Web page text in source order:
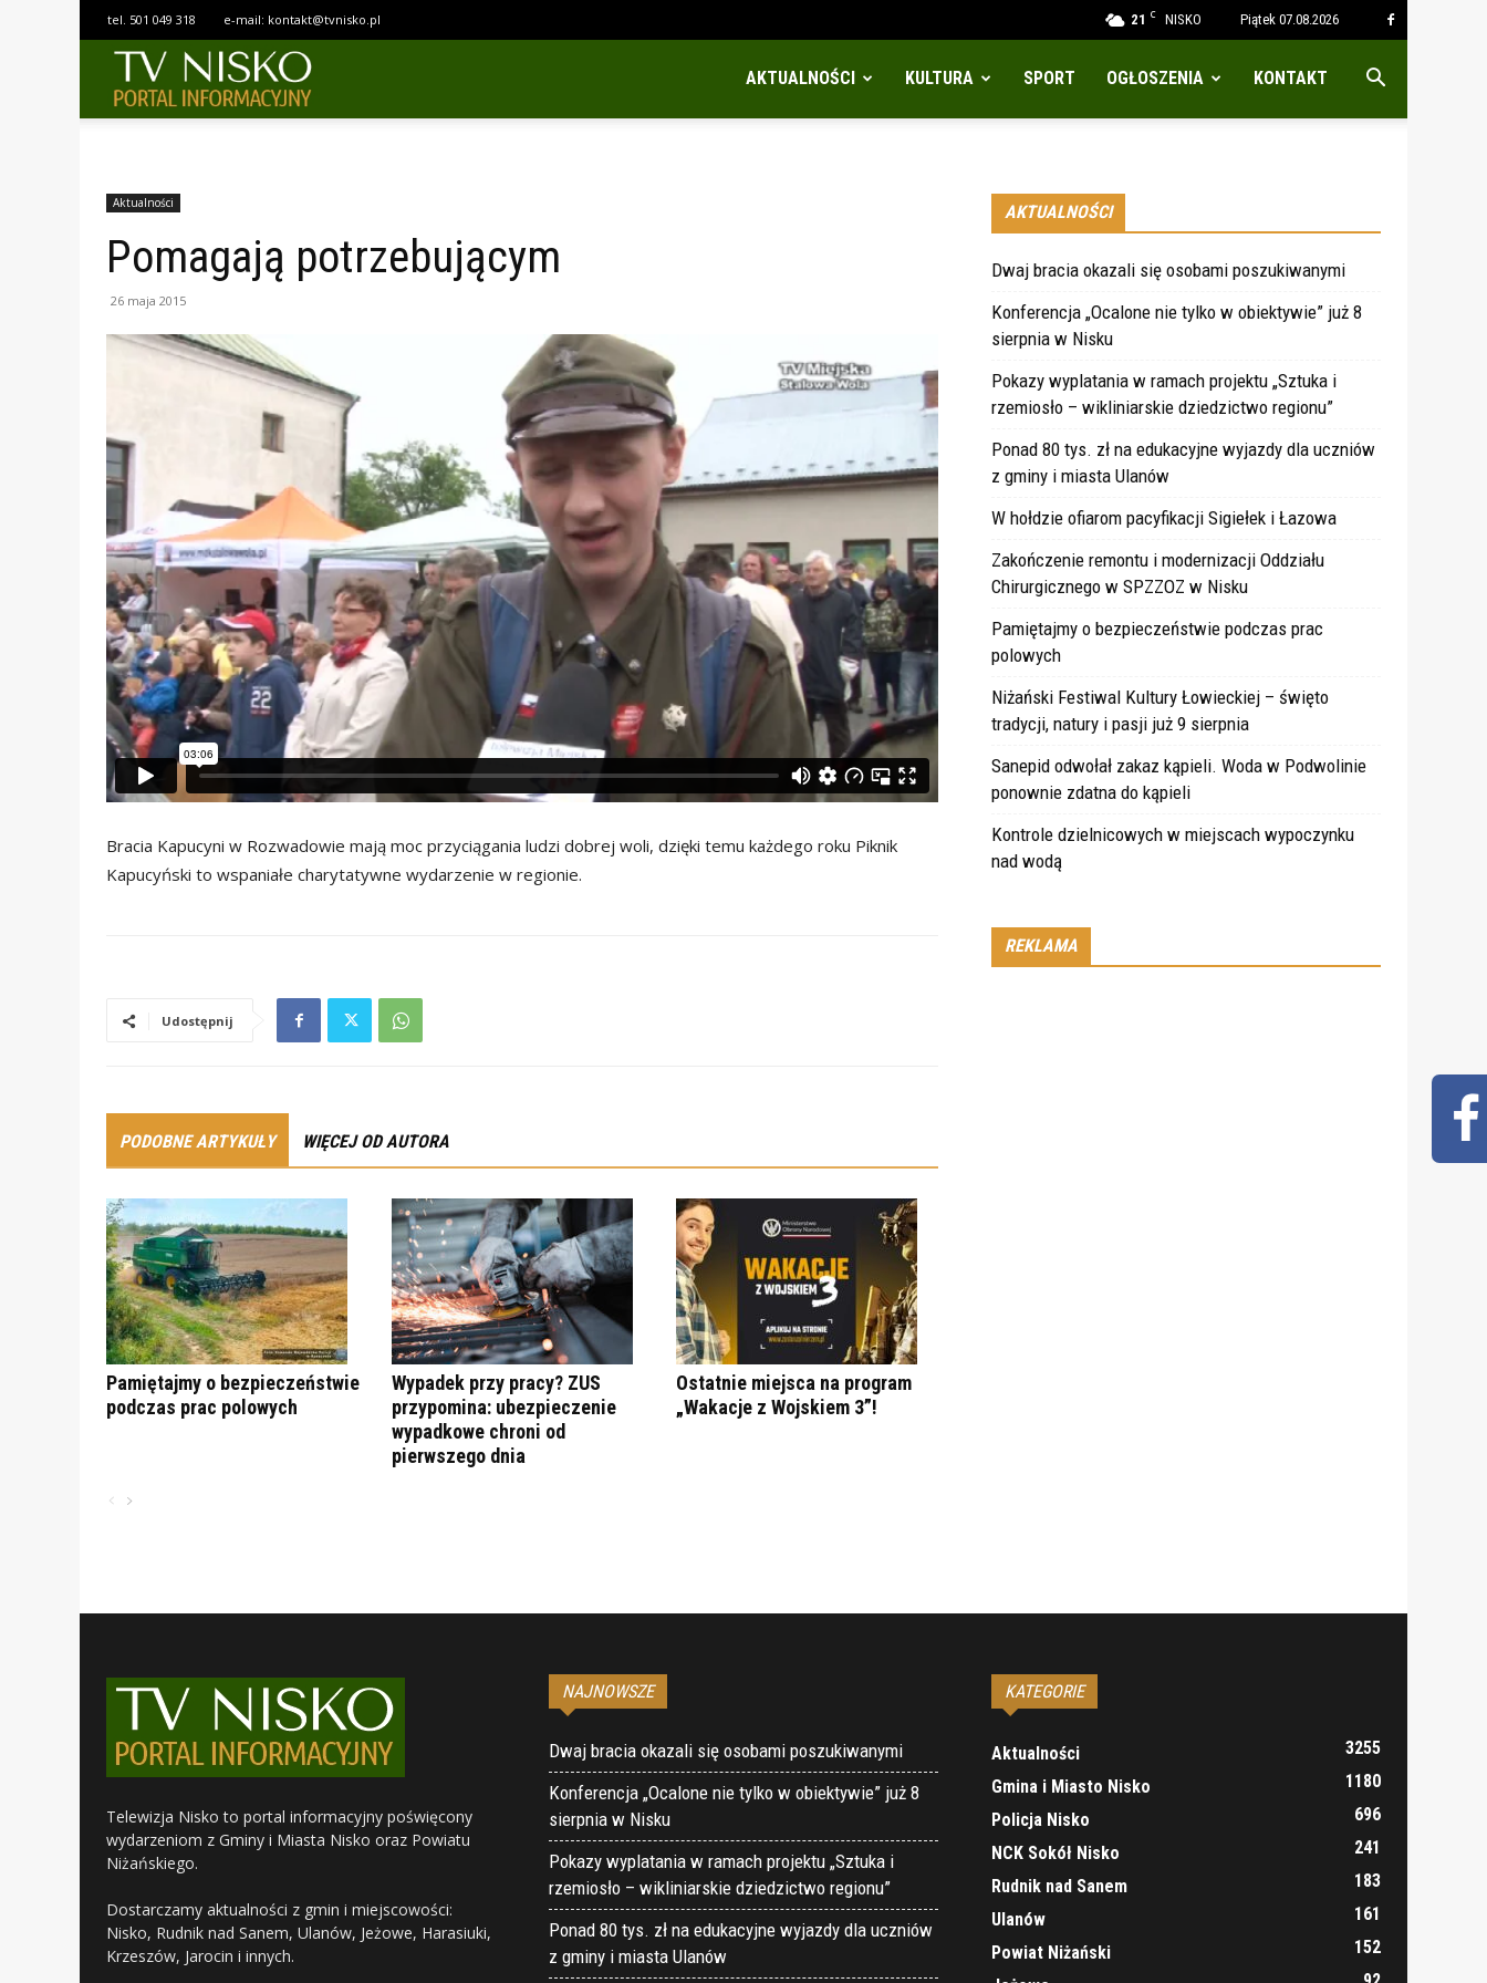
21 C NISKO Piątek 07.08.2026
tel. 501 049 318 e-mail: kontakt@tvnisko.pl
AKTUALNOŚCI KULTURA SPORT OGŁOSZENIA KONTAKT
Aktualności
Pomagają potrzebującym
26 maja 2015
Bracia Kapucyni w Rozwadowie mają moc przyciągania ludzi dobrej woli, dzięki temu każdego roku Piknik
Kapucyński to wspaniałe charytatywne wydarzenie w regionie.
Udostępnij
PODOBNE ARTYKUŁY WIĘCEJ OD AUTORA
Pamiętajmy o bezpieczeństwie
podczas prac polowych
Wypadek przy pracy? ZUS
przypomina: ubezpieczenie
wypadkowe chroni od
pierwszego dnia
Ostatnie miejsca na program
„Wakacje z Wojskiem 3”!
AKTUALNOŚCI
Dwaj bracia okazali się osobami poszukiwanymi
Konferencja „Ocalone nie tylko w obiektywie” już 8
sierpnia w Nisku
Pokazy wyplatania w ramach projektu „Sztuka i
rzemiosło – wikliniarskie dziedzictwo regionu”
Ponad 80 tys. zł na edukacyjne wyjazdy dla uczniów
z gminy i miasta Ulanów
W hołdzie ofiarom pacyfikacji Sigiełek i Łazowa
Zakończenie remontu i modernizacji Oddziału
Chirurgicznego w SPZZOZ w Nisku
Pamiętajmy o bezpieczeństwie podczas prac
polowych
Niżański Festiwal Kultury Łowieckiej – święto
tradycji, natury i pasji już 9 sierpnia
Sanepid odwołał zakaz kąpieli. Woda w Podwolinie
ponownie zdatna do kąpieli
Kontrole dzielnicowych w miejscach wypoczynku
nad wodą
REKLAMA
Telewizja Nisko to portal informacyjny poświęcony
wydarzeniom z Gminy i Miasta Nisko oraz Powiatu
Niżańskiego.
Dostarczamy aktualności z gmin i miejscowości:
Nisko, Rudnik nad Sanem, Ulanów, Jeżowe, Harasiuki,
Krzeszów, Jarocin i innych.
NAJNOWSZE
Dwaj bracia okazali się osobami poszukiwanymi
Konferencja „Ocalone nie tylko w obiektywie” już 8
sierpnia w Nisku
Pokazy wyplatania w ramach projektu „Sztuka i
rzemiosło – wikliniarskie dziedzictwo regionu”
Ponad 80 tys. zł na edukacyjne wyjazdy dla uczniów
z gminy i miasta Ulanów
KATEGORIE
Aktualności
3255
Gmina i Miasto Nisko
1180
Policja Nisko
696
NCK Sokół Nisko
241
Rudnik nad Sanem
183
Ulanów
161
Powiat Niżański
152